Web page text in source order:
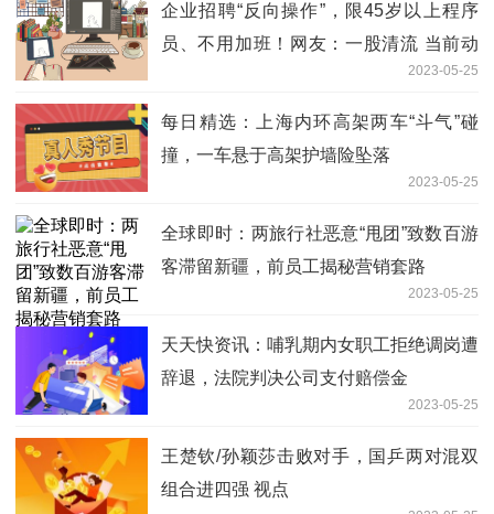
企业招聘“反向操作”，限45岁以上程序
员、不用加班！网友：一股清流 当前动
2023-05-25
每日精选：上海内环高架两车“斗气”碰
撞，一车悬于高架护墙险坠落
2023-05-25
全球即时：两旅行社恶意“甩团”致数百游
客滞留新疆，前员工揭秘营销套路
2023-05-25
天天快资讯：哺乳期内女职工拒绝调岗遭
辞退，法院判决公司支付赔偿金
2023-05-25
王楚钦/孙颖莎击败对手，国乒两对混双
组合进四强 视点